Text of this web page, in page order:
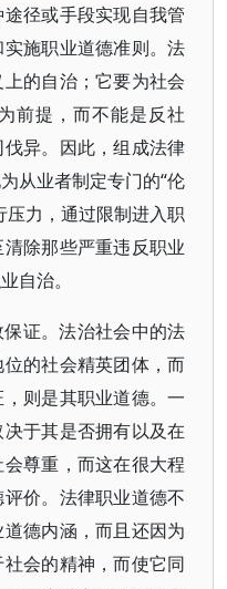
径或手段实现自我管
施职业道德准则。法
的自治；它要为社会
前提，而不能是反社
异。因此，组成法律
从业者制定专门的“伦
压力，通过限制进入职
除那些严重违反职业
自治。
证。法治社会中的法
的社会精英团体，而
则是其职业道德。一
于其是否拥有以及在
尊重，而这在很大程
价。法律职业道德不
德内涵，而且还因为
会的精神，而使它同